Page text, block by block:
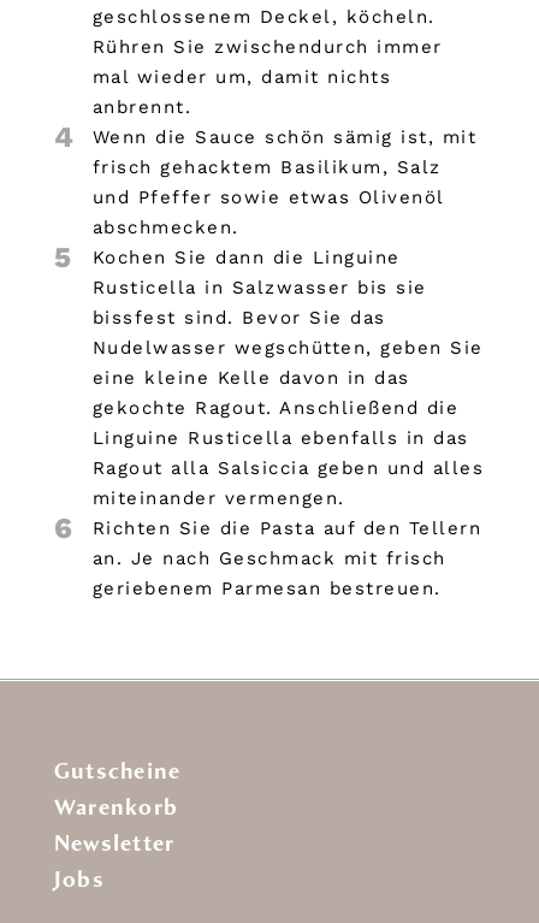
geschlossenem Deckel, köcheln.
Rühren Sie zwischendurch immer
mal wieder um, damit nichts
anbrennt.
4
Wenn die Sauce schön sämig ist, mit
frisch gehacktem Basilikum, Salz
und Pfeffer sowie etwas Olivenöl
abschmecken.
5
Kochen Sie dann die Linguine
Rusticella in Salzwasser bis sie
bissfest sind. Bevor Sie das
Nudelwasser wegschütten, geben Sie
eine kleine Kelle davon in das
gekochte Ragout. Anschließend die
Linguine Rusticella ebenfalls in das
Ragout alla Salsiccia geben und alles
miteinander vermengen.
6
Richten Sie die Pasta auf den Tellern
an. Je nach Geschmack mit frisch
geriebenem Parmesan bestreuen.
Gutscheine
Warenkorb
Newsletter
Jobs